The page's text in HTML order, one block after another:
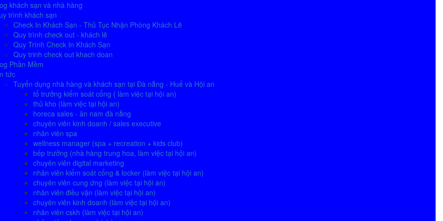
khách sạn và nhà hàng
trình khách sạn
Check In Khách Sạn - Thủ Tục Nhận Phòng Khách Lẽ
Quy trình check out - khách lẽ
Quy Trình Check In Khách Sạn
Quy trinh check out khach doan
Phần Mềm
tức
Tuyển dụng nhà hàng và khách sạn tại Đà nẵng - Huế và Hội an
tổ trưởng kiểm soát cổng ( làm việc tại hội an)
thủ kho (làm việc tại hội an)
horeca sales - ân nam đà nẵng
chuyên viên kinh doanh / sales executive
nhân viên spa
wellness manager (spa + recreation + kids club)
bếp trưởng (nhà hàng trung hoa, làm việc tại hội an)
chuyên viên digital marketing
nhân viên kiểm soát cổng & locker (làm việc tại hội an)
chuyên viên cung ứng (làm việc tại hội an)
nhân viên điều vận (làm việc tại hội an)
chuyên viên kinh doanh (làm việc tại hội an)
nhân viên cskh (làm việc tại hội an)